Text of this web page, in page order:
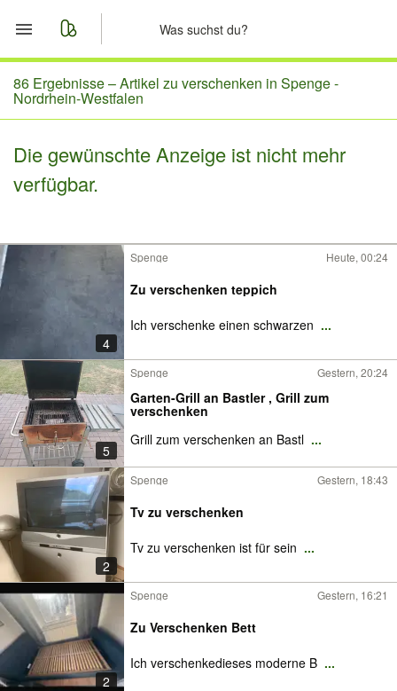
Start
Merkliste
Nachrichten
86 Ergebnisse –Artikel zu verschenken in Spenge -
Nordrhein-Westfalen
Die gewünschte Anzeige ist nicht mehr
verfügbar.
4
Spenge Heute, 00:24
Zu verschenken teppich
Ich verschenke einen schwarzen ...
5
Spenge Gestern, 20:24
Garten-Grill an Bastler , Grill zum
verschenken
Grill zum verschenken an Bastl ...
2
Spenge Gestern, 18:43
Tv zu verschenken
Tv zu verschenken ist für sein ...
2
Spenge Gestern, 16:21
Zu Verschenken Bett
Ich verschenkedieses moderne B ...